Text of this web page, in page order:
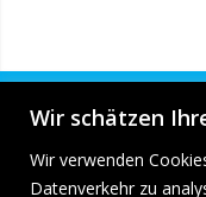
Wir schätzen
Wir verwenden
Datenverkehr zu